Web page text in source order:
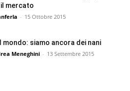
mercato
- 15 Ottobre 2015
mondo: siamo ancora dei nani
Meneghini - 13 Settembre 2015